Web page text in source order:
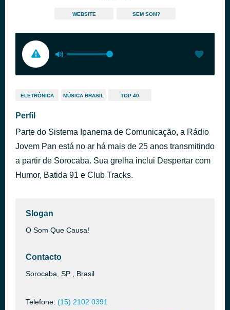
WEBSITE SEM SOM?
ELETRÔNICA MÚSICA BRASIL TOP 40
Perfil
Parte do Sistema Ipanema de Comunicação, a Rádio
Jovem Pan está no ar há mais de 25 anos transmitindo
a partir de Sorocaba. Sua grelha inclui Despertar com
Humor, Batida 91 e Club Tracks.
Slogan
O Som Que Causa!
Contacto
Sorocaba, SP , Brasil
Telefone: (15) 2102 0391